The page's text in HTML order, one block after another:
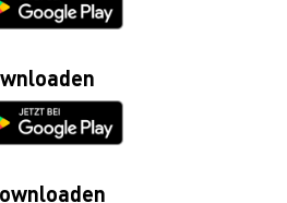
ums Fahrzeug